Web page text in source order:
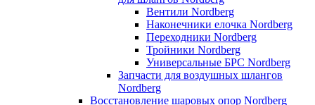
Вентили Nordberg
Наконечники елочка Nordberg
Переходники Nordberg
Тройники Nordberg
Универсальные БРС Nordberg
Запчасти для воздушных шлангов
Nordberg
Восстановление шаровых опор Nordberg